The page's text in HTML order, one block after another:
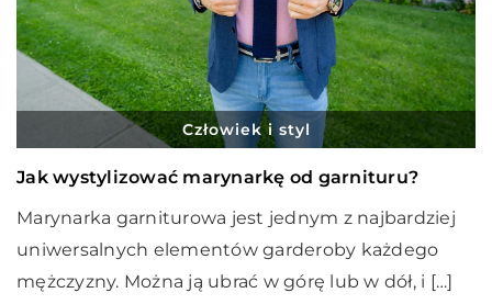
Człowiek i styl
Jak wystylizować marynarkę od garnituru?
Marynarka garniturowa jest jednym z najbardziej
uniwersalnych elementów garderoby każdego
mężczyzny. Można ją ubrać w górę lub w dół, i […]